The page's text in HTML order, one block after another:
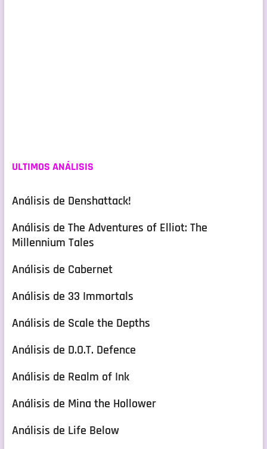
ULTIMOS ANÁLISIS
Análisis de Denshattack!
Análisis de The Adventures of Elliot: The
Millennium Tales
Análisis de Cabernet
Análisis de 33 Immortals
Análisis de Scale the Depths
Análisis de D.O.T. Defence
Análisis de Realm of Ink
Análisis de Mina the Hollower
Análisis de Life Below